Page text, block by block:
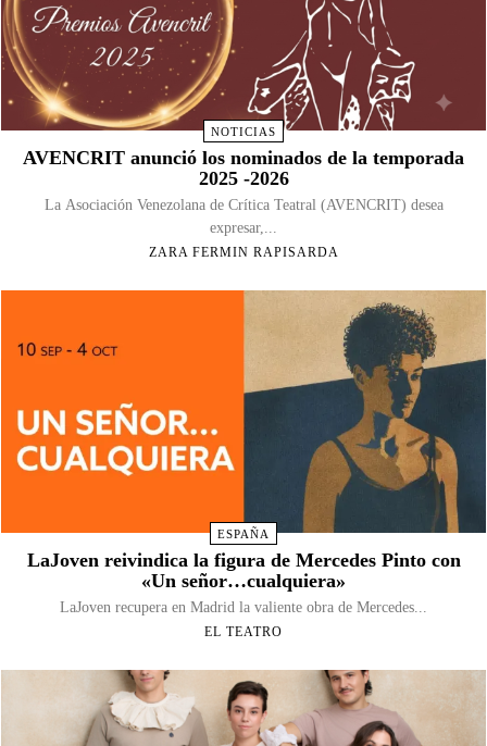
NOTICIAS
AVENCRIT anunció los nominados de la temporada
2025 -2026
La Asociación Venezolana de Crítica Teatral (AVENCRIT) desea
expresar,...
ZARA FERMIN RAPISARDA
ESPAÑA
LaJoven reivindica la figura de Mercedes Pinto con
«Un señor…cualquiera»
LaJoven recupera en Madrid la valiente obra de Mercedes...
EL TEATRO